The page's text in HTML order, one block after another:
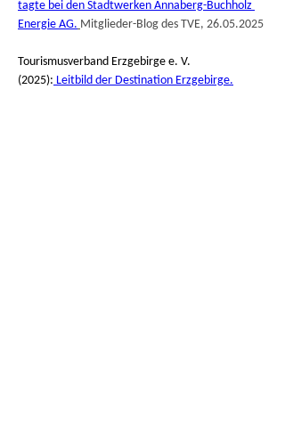
tagte bei den Stadtwerken Annaberg-Buchholz
Energie AG. Mitglieder-Blog des TVE, 26.05.2025
Tourismusverband Erzgebirge e. V.
(2025): Leitbild der Destination Erzgebirge.